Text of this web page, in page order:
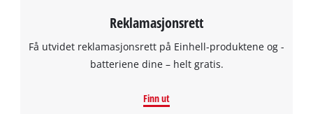
Reklamasjonsrett
Få utvidet reklamasjonsrett på Einhell-produktene og -
batteriene dine – helt gratis.
Finn ut